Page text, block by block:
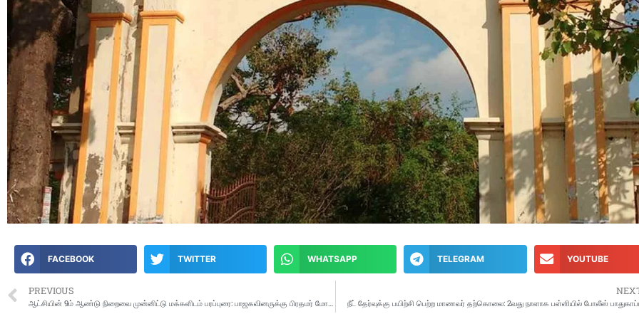
FACEBOOK TWITTER WHATSAPP TELEGRAM YOUTUBE
PREVIOUS
நீட் தேர்வுக்கு பயிற்சி பெற்ற மாணவர் தற்கொலை: 2வது நாளாக பள்ளியில் போலீஸ்